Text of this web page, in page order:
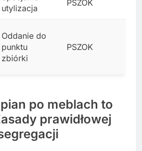
utylizacja
PSZOK
Oddanie do
punktu
zbiórki
PSZOK
po meblach to
prawidłowej